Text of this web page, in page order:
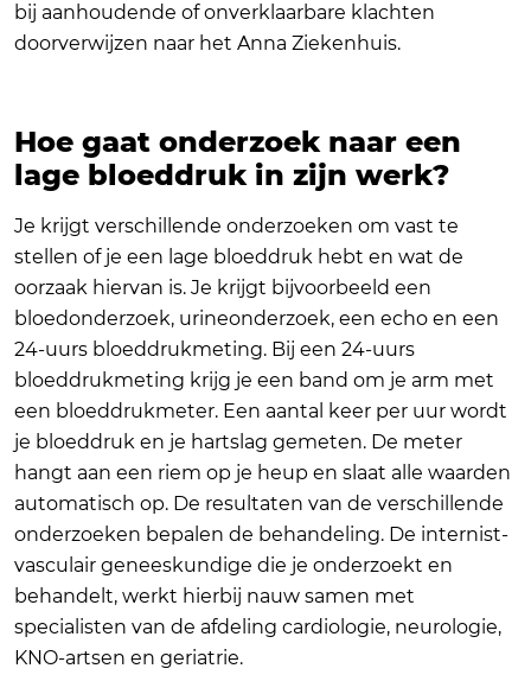
bij aanhoudende of onverklaarbare klachten
doorverwijzen naar het Anna Ziekenhuis.
Hoe gaat onderzoek naar een
lage bloeddruk in zijn werk?
Je krijgt verschillende onderzoeken om vast te
stellen of je een lage bloeddruk hebt en wat de
oorzaak hiervan is. Je krijgt bijvoorbeeld een
bloedonderzoek, urineonderzoek, een echo en een
24-uurs bloeddrukmeting. Bij een 24-uurs
bloeddrukmeting krijg je een band om je arm met
een bloeddrukmeter. Een aantal keer per uur wordt
je bloeddruk en je hartslag gemeten. De meter
hangt aan een riem op je heup en slaat alle waarden
automatisch op. De resultaten van de verschillende
onderzoeken bepalen de behandeling. De internist-
vasculair geneeskundige die je onderzoekt en
behandelt, werkt hierbij nauw samen met
specialisten van de afdeling cardiologie, neurologie,
KNO-artsen en geriatrie.